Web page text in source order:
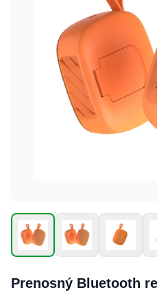
Prenosný Bluetooth